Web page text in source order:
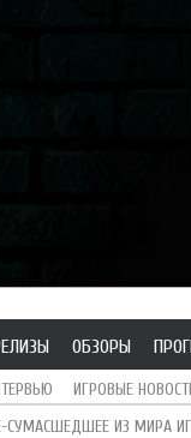
ОБЗОРЫ
ИГРОВЫЕ
СУМАСШЕДШЕЕ ИЗ МИРА